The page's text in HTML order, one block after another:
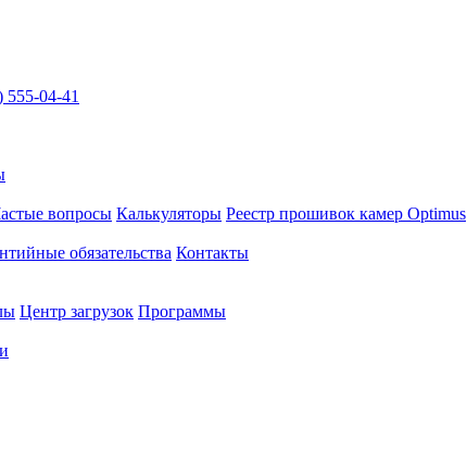
555-04-41
вопросы Калькуляторы Реестр прошивок камер Optimus
обязательства Контакты
Центр загрузок Программы